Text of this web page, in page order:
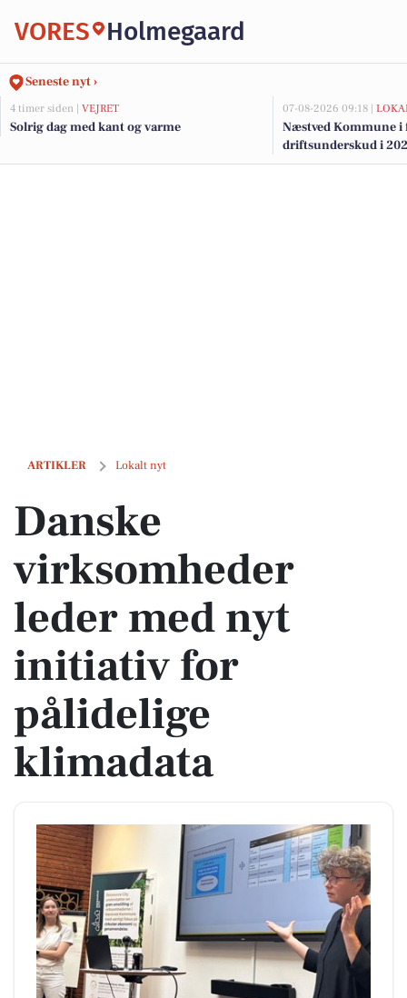
VORES Holmegaard
Seneste nyt ›
4 timer siden | VEJRET
Solrig dag med kant og varme
07-08-2026 09:18 |
Næstved Kommune i
driftsunderskud i
på vej for at bevare
ARTIKLER Lokalt nyt
Danske virksomheder leder med nyt initiativ for pålidelige klimadata
Danske
virksomheder
leder med nyt
initiativ for
pålidelige
klimadata